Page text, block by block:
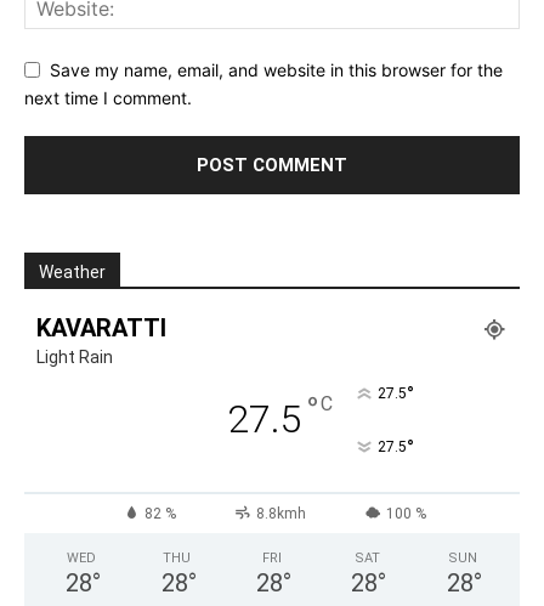
Save my name, email, and website in this browser for the
next time I comment.
Weather
KAVARATTI
Light Rain
27.5 °C 27.5°
27.5°
82 % 8.8kmh 100 %
WED
28°
THU
28°
FRI
28°
SAT
28°
SUN
28°